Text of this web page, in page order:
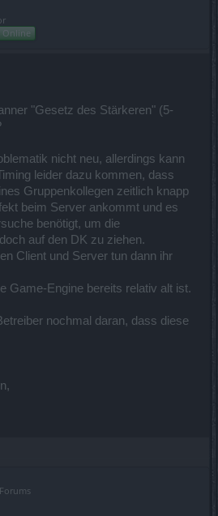
Online
"Gesetz des Stärkeren" (5-
nicht neu, allerdings kann
leider dazu kommen, dass
Gruppenkollegen zeitlich knapp
beim Server ankommt und es
benötigt, um die
auf den DK zu ziehen.
Client und Server tun dann ihr
Game-Engine bereits relativ alt ist.
nochmal daran, dass diese